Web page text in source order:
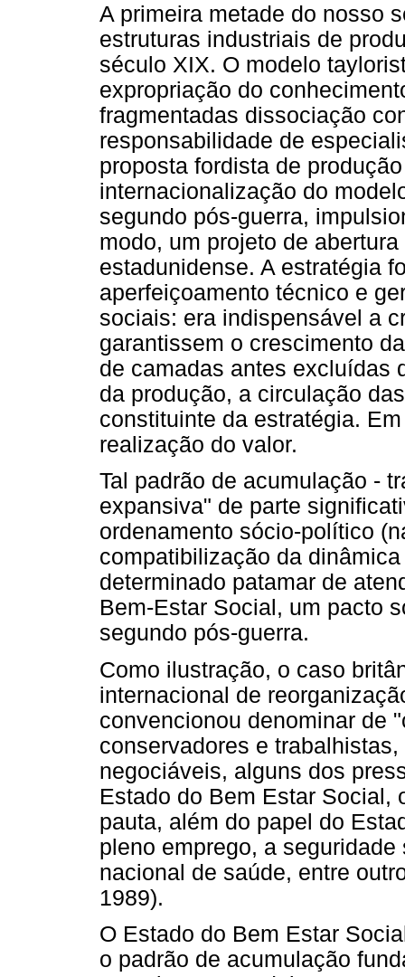
A primeira metade do nosso
estruturas industriais de
século XIX. O modelo
expropriação do
fragmentadas dissociação
responsabilidade de
proposta fordista de
internacionalização do
segundo pós-guerra,
modo, um projeto de
estadunidense. A estratégia
aperfeiçoamento técnico e
sociais: era indispensável a
garantissem o crescimento
de camadas antes excluídas
da produção, a circulação
constituinte da estratégia.
realização do valor.
Tal padrão de acumulação -
expansiva" de parte
ordenamento sócio-político
compatibilização da
determinado patamar de
Bem-Estar Social, um pacto
segundo pós-guerra.
Como ilustração, o caso
internacional de
convencionou denominar de
conservadores e
negociáveis, alguns dos
Estado do Bem Estar Social,
pauta, além do papel do
pleno emprego, a
nacional de saúde, entre
1989).
O Estado do Bem Estar
o padrão de acumulação